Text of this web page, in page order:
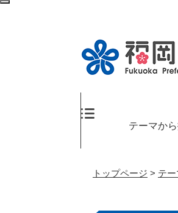
ペ
テーマか
トップページ > テ